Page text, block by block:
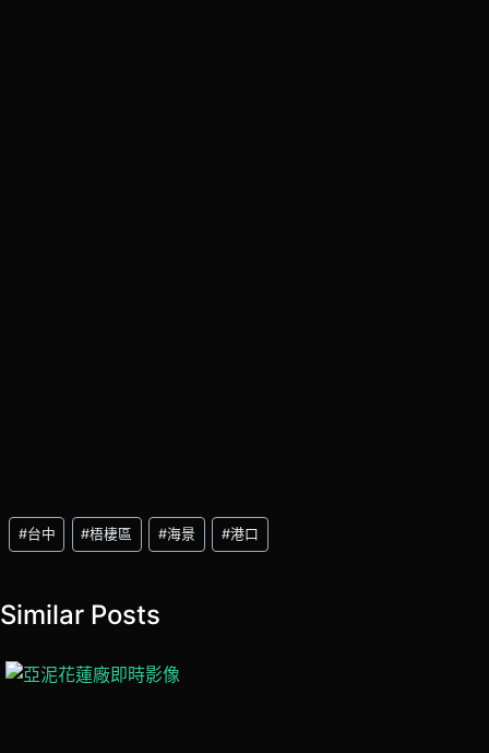
Post
Tags:
#台中 #梧棲區 #海景 #港口
Similar Posts